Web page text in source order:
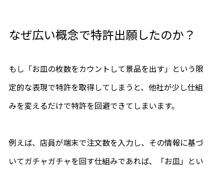
特許・実用新案
特許・実用新案記事一覧
商標・意匠記事一覧
お知らせ
なぜ広い概念で特許出願したのか？
もし「お皿の枚数をカウントして景品を出す」という限
定的な表現で特許を取得してしまうと、他社が少し仕組
みを変えるだけで特許を回避できてしまいます。
例えば、店員が端末で注文数を入力し、その情報に基づ
いてガチャガチャを回す仕組みであれば、「お皿」とい